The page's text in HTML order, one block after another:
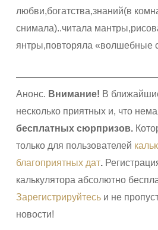
любви,богатства,знаний(в
снимала)..читала
янтры,повторяла «волшебные
Анонс. Внимание! В
несколько приятных и, что
бесплатных сюрпризов.
только для пользователей
благоприятных дат.
калькулятора абсолютно
Зарегистрируйтесьи не
новости!